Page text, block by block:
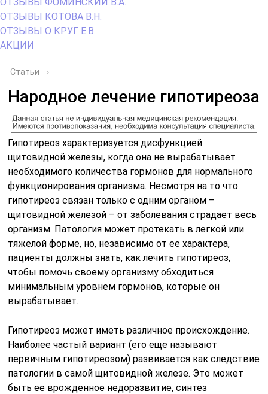
ОТЗЫВЫ КОТОВА В.Н.
ОТЗЫВЫ О КРУГ Е.В.
АКЦИИ
Статьи ›
Народное лечение гипотиреоза
Гипотиреоз характеризуется дисфункцией
щитовидной железы, когда она не вырабатывает
необходимого количества гормонов для нормального
функционирования организма. Несмотря на то что
гипотиреоз связан только с одним органом –
щитовидной железой – от заболевания страдает весь
организм. Патология может протекать в легкой или
тяжелой форме, но, независимо от ее характера,
пациенты должны знать, как лечить гипотиреоз,
чтобы помочь своему организму обходиться
минимальным уровнем гормонов, которые он
вырабатывает.
Гипотиреоз может иметь различное происхождение.
Наиболее частый вариант (его еще называют
первичным гипотиреозом) развивается как следствие
патологии в самой щитовидной железе. Это может
быть ее врожденное недоразвитие, синтез